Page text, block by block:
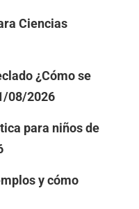
Ciencias
¿Cómo se
08/2026
para niños de
y cómo